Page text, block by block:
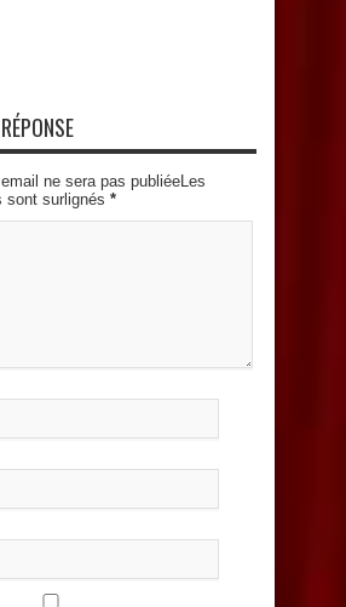
ne sera pas publiéeLes
sont surlignés *